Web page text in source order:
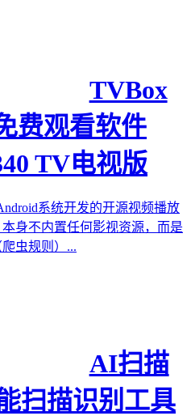
TVBox
费观看软件
TV电视版
系统开发的开源视频播放
身不内置任何影视资源，而是
虫规则）...
AI扫描
扫描识别工具